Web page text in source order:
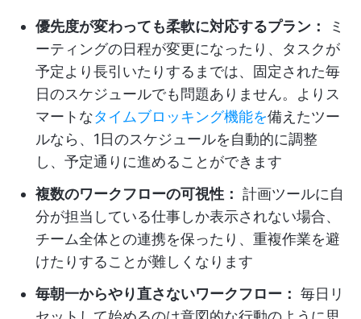
優先度が変わっても柔軟に対応するプラン：
ミ
ーティングの日程が変更になったり、タスクが
予定より長引いたりするまでは、固定された毎
日のスケジュールでも問題ありません。よりス
マートなタイムブロッキング機能を備えたツー
ルなら、1日のスケジュールを自動的に調整
し、予定通りに進めることができます
複数のワークフローの可視性： 計画ツールに自
分が担当している仕事しか表示されない場合、
チーム全体との連携を保ったり、重複作業を避
けたりすることが難しくなります
毎朝一からやり直さないワークフロー： 毎日リ